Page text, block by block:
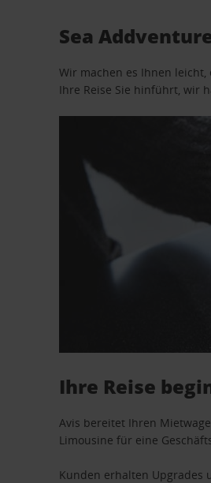
Sea
Wir machen es Ihnen
Ihre Reise Sie hinführt, wir
Ihre Reise
Avis bereitet Ihren
Limousine für eine
Kunden erhalten Upgrades